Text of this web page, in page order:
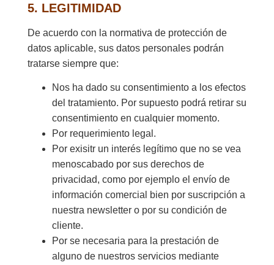
5. LEGITIMIDAD
De acuerdo con la normativa de protección de
datos aplicable, sus datos personales podrán
tratarse siempre que:
Nos ha dado su consentimiento a los efectos
del tratamiento. Por supuesto podrá retirar su
consentimiento en cualquier momento.
Por requerimiento legal.
Por exisitr un interés legítimo que no se vea
menoscabado por sus derechos de
privacidad, como por ejemplo el envío de
información comercial bien por suscripción a
nuestra newsletter o por su condición de
cliente.
Por se necesaria para la prestación de
alguno de nuestros servicios mediante